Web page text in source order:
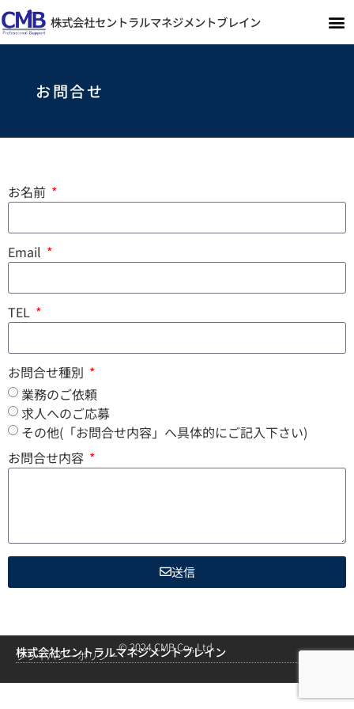
株式会社セントラルマネジメントブレイン
お問合せ
お名前
Email
TEL
お問合せ種別
業務のご依頼
求人へのご応募
その他(「お問合せ内容」へ具体的にご記入下さい)
お問合せ内容
送信
株式会社セントラルマネジメントブレイン
プライバシーポリシー
© 2024 CMB Co., Ltd.